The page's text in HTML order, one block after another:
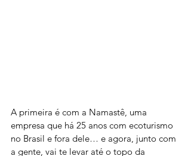
A primeira é com a Namastê, uma
empresa que há 25 anos com ecoturismo
no Brasil e fora dele… e agora, junto com
a gente, vai te levar até o topo da